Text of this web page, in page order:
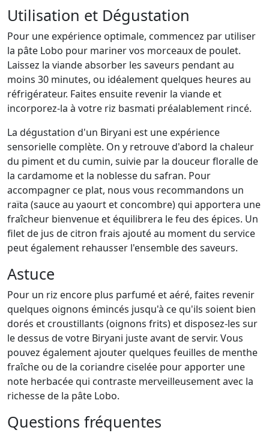
Utilisation et Dégustation
Pour une expérience optimale, commencez par utiliser
la pâte Lobo pour mariner vos morceaux de poulet.
Laissez la viande absorber les saveurs pendant au
moins 30 minutes, ou idéalement quelques heures au
réfrigérateur. Faites ensuite revenir la viande et
incorporez-la à votre riz basmati préalablement rincé.
La dégustation d'un Biryani est une expérience
sensorielle complète. On y retrouve d'abord la chaleur
du piment et du cumin, suivie par la douceur floralle de
la cardamome et la noblesse du safran. Pour
accompagner ce plat, nous vous recommandons un
raïta (sauce au yaourt et concombre) qui apportera une
fraîcheur bienvenue et équilibrera le feu des épices. Un
filet de jus de citron frais ajouté au moment du service
peut également rehausser l'ensemble des saveurs.
Astuce
Pour un riz encore plus parfumé et aéré, faites revenir
quelques oignons émincés jusqu'à ce qu'ils soient bien
dorés et croustillants (oignons frits) et disposez-les sur
le dessus de votre Biryani juste avant de servir. Vous
pouvez également ajouter quelques feuilles de menthe
fraîche ou de la coriandre ciselée pour apporter une
note herbacée qui contraste merveilleusement avec la
richesse de la pâte Lobo.
Questions fréquentes